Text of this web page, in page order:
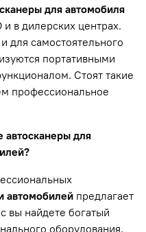
для автомобиля
в дилерских центрах.
для самостоятельного
портативными
Стоят такие
профессиональное
автосканеры для
автомобилей предлагает
вы найдете богатый
оборудования,